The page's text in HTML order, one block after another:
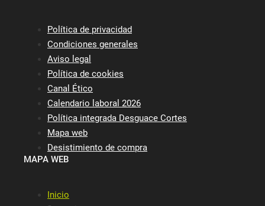
Política de privacidad
Condiciones generales
Aviso legal
Política de cookies
Canal Ético
Calendario laboral 2026
Política integrada Desguace Cortes
Mapa web
Desistimiento de compra
MAPA WEB
Inicio